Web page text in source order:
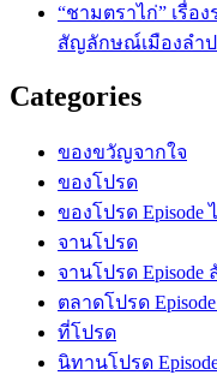
“ชามตราไก่” เรื่อ
สัญลักษณ์เมืองลำป
Categories
ของขวัญจากใจ
ของโปรด
ของโปรด Episode
จานโปรด
จานโปรด Episode
ตลาดโปรด
ที่โปรด
นิทานโปรด Episode